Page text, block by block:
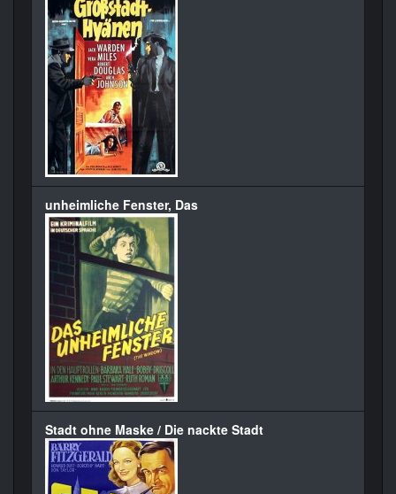
unheimliche Fenster, Das
Stadt ohne Maske / Die nackte Stadt